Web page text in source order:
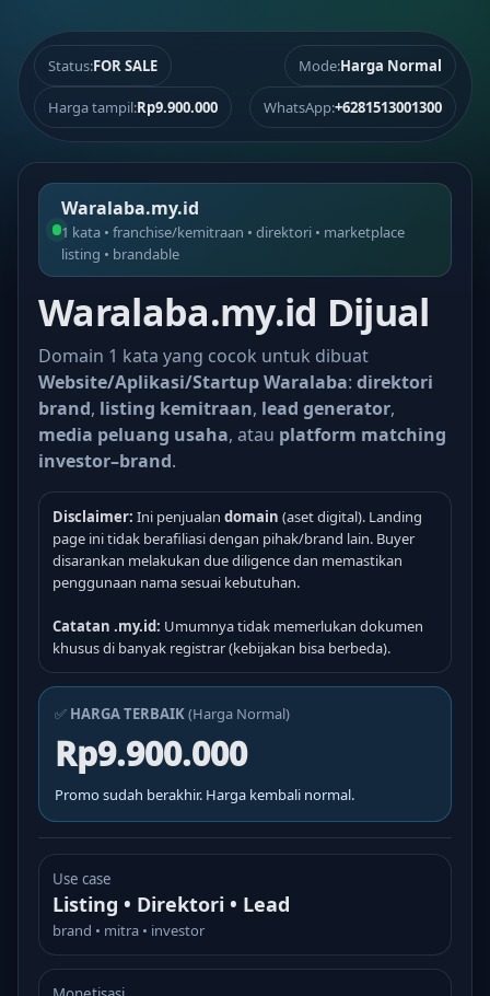
Status:FOR SALE Mode:Harga Normal
Harga tampil:Rp9.900.000 WhatsApp:+6281513001300
Waralaba.my.id
1 kata • franchise/kemitraan • direktori • marketplace
listing • brandable
Waralaba.my.id Dijual
Domain 1 kata yang cocok untuk dibuat
Website/Aplikasi/Startup Waralaba: direktori
brand, listing kemitraan, lead generator,
media peluang usaha, atau platform matching
investor–brand.
Disclaimer: Ini penjualan domain (aset digital). Landing
page ini tidak berafiliasi dengan pihak/brand lain. Buyer
disarankan melakukan due diligence dan memastikan
penggunaan nama sesuai kebutuhan.
Catatan .my.id: Umumnya tidak memerlukan dokumen
khusus di banyak registrar (kebijakan bisa berbeda).
✅ HARGA TERBAIK(Harga Normal)
Rp9.900.000
Promo sudah berakhir. Harga kembali normal.
Use case
Listing • Direktori • Lead
brand • mitra • investor